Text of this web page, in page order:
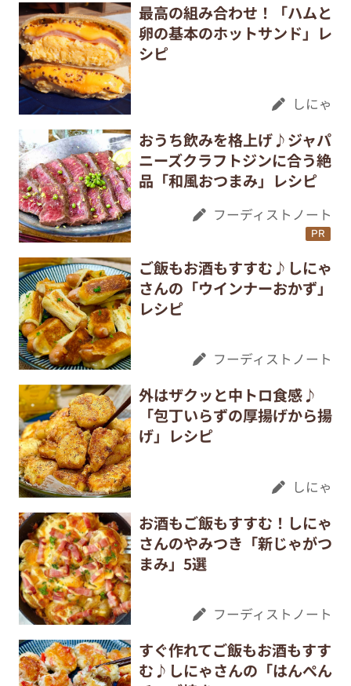
最高の組み合わせ！「ハムと
卵の基本のホットサンド」レ
シピ
しにゃ
おうち飲みを格上げ♪ジャパ
ニーズクラフトジンに合う絶
品「和風おつまみ」レシピ
フーディストノート
PR
ご飯もお酒もすすむ♪しにゃ
さんの「ウインナーおかず」
レシピ
フーディストノート
外はザクッと中トロ食感♪
「包丁いらずの厚揚げから揚
げ」レシピ
しにゃ
お酒もご飯もすすむ！しにゃ
さんのやみつき「新じゃがつ
まみ」5選
フーディストノート
すぐ作れてご飯もお酒もすす
む♪しにゃさんの「はんぺん